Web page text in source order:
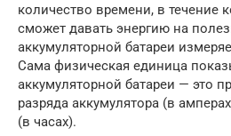
количество времени, в течение
сможет давать энергию на
аккумуляторной батареи
Сама физическая единица
аккумуляторной батареи — это
разряда аккумулятора (в
(в часах).